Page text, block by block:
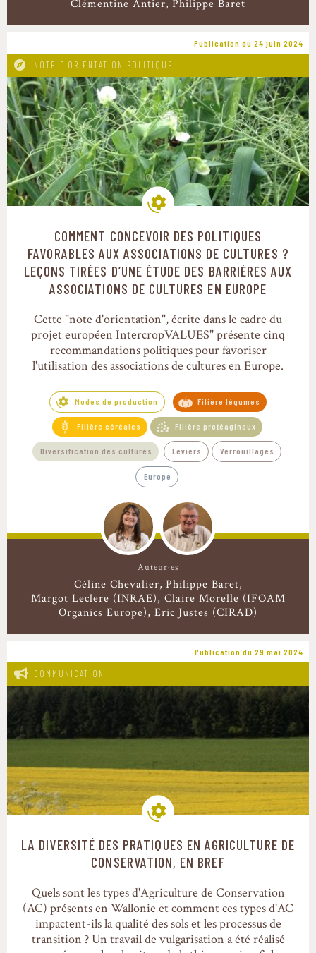
Clémentine Antier Philippe Baret
Publication du 24 juin 2024
NOTE D'ORIENTATION POLITIQUE
Modes de production
COMMENT CONCEVOIR DES POLITIQUES
FAVORABLES AUX ASSOCIATIONS DE CULTURES ?
LEÇONS TIRÉES D’UNE ÉTUDE DES BARRIÈRES AUX
ASSOCIATIONS DE CULTURES EN EUROPE
Cette "note d'orientation", écrite dans le cadre du
projet européen IntercropVALUES" présente cinq
recommandations politiques pour favoriser
l'utilisation des associations de cultures en Europe.
Modes de production Filière légumes
Filière céréales Filière protéagineux
Diversification des cultures Leviers Verrouillages
Europe
Auteur·es
Céline Chevalier Philippe Baret
Margot Leclere (INRAE), Claire Morelle (IFOAM
Organics Europe), Eric Justes (CIRAD)
Publication du 29 mai 2024
COMMUNICATION
Modes de production
LA DIVERSITÉ DES PRATIQUES EN AGRICULTURE DE
CONSERVATION, EN BREF
Quels sont les types d'Agriculture de Conservation
(AC) présents en Wallonie et comment ces types d'AC
impactent-ils la qualité des sols et les processus de
transition ? Un travail de vulgarisation a été réalisé